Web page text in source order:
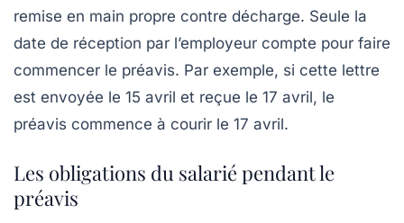
remise en main propre contre décharge. Seule la
date de réception par l’employeur compte pour faire
commencer le préavis. Par exemple, si cette lettre
est envoyée le 15 avril et reçue le 17 avril, le
préavis commence à courir le 17 avril.
Les obligations du salarié pendant le
préavis